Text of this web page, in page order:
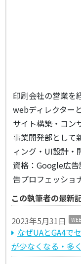
印刷会社の営業を
webディレクター
サイト構築・コン
事業開発部として
ィング・UI設計・
資格：Google広
告プロフェッショ
この執筆者の最新
2023年5月31日 WEB
なぜUAとGA4で
が少なくなる・多